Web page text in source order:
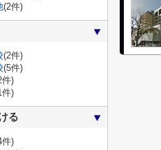
(2件)
(2件)
(5件)
件)
件)
る
件)